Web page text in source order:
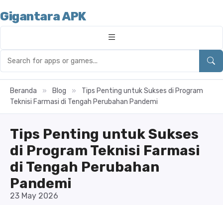
Gigantara APK
Beranda » Blog »
Tips Penting untuk Sukses di Program
Teknisi Farmasi di Tengah Perubahan Pandemi
Tips Penting untuk Sukses
di Program Teknisi Farmasi
di Tengah Perubahan
Pandemi
23 May 2026